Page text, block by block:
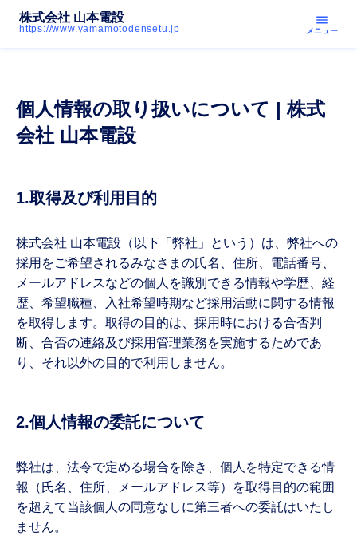
株式会社 山本電設
https://www.yamamotodensetu.jp
menu
メニュー
個人情報の取り扱いについて | 株式
会社 山本電設
1.取得及び利用目的
株式会社 山本電設（以下「弊社」という）は、弊社への
採用をご希望されるみなさまの氏名、住所、電話番号、
メールアドレスなどの個人を識別できる情報や学歴、経
歴、希望職種、入社希望時期など採用活動に関する情報
を取得します。取得の目的は、採用時における合否判
断、合否の連絡及び採用管理業務を実施するためであ
り、それ以外の目的で利用しません。
2.個人情報の委託について
弊社は、法令で定める場合を除き、個人を特定できる情
報（氏名、住所、メールアドレス等）を取得目的の範囲
を超えて当該個人の同意なしに第三者への委託はいたし
ません。